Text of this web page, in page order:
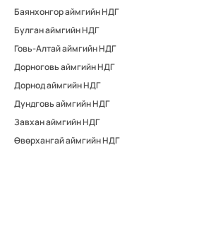
Баянхонгор аймгийн НДГ
Булган аймгийн НДГ
Говь-Алтай аймгийн НДГ
Дорноговь аймгийн НДГ
Дорнод аймгийн НДГ
Дундговь аймгийн НДГ
Завхан аймгийн НДГ
Өвөрхангай аймгийн НДГ